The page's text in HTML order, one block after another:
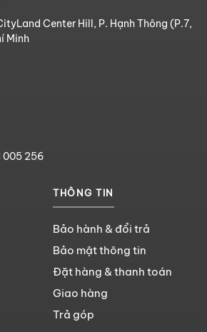
Center Hill, P. Hạnh Thông (P.7,
Minh
005 256
THÔNG TIN
Bảo hành & đổi trả
Bảo mật thông tin
Đặt hàng & thanh toán
Giao hàng
Trả góp